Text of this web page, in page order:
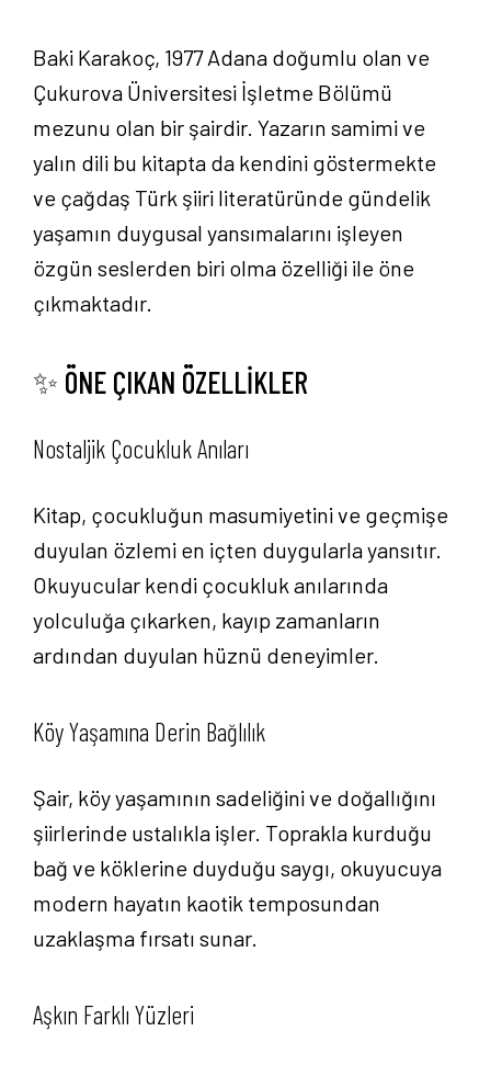
Anasayfa
Baki Karakoç, 1977 Adana doğumlu olan ve
Çukurova Üniversitesi İşletme Bölümü
mezunu olan bir şairdir. Yazarın samimi ve
yalın dili bu kitapta da kendini göstermekte
ve çağdaş Türk şiiri literatüründe gündelik
yaşamın duygusal yansımalarını işleyen
özgün seslerden biri olma özelliği ile öne
çıkmaktadır.
✨ ÖNE ÇIKAN ÖZELLİKLER
Nostaljik Çocukluk Anıları
Kitap, çocukluğun masumiyetini ve geçmişe
duyulan özlemi en içten duygularla yansıtır.
Okuyucular kendi çocukluk anılarında
yolculuğa çıkarken, kayıp zamanların
ardından duyulan hüznü deneyimler.
Köy Yaşamına Derin Bağlılık
Şair, köy yaşamının sadeliğini ve doğallığını
şiirlerinde ustalıkla işler. Toprakla kurduğu
bağ ve köklerine duyduğu saygı, okuyucuya
modern hayatın kaotik temposundan
uzaklaşma fırsatı sunar.
Aşkın Farklı Yüzleri